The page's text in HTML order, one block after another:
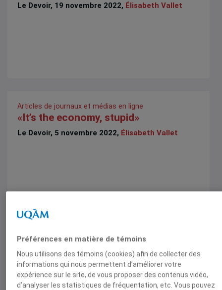
Le Devoir, 19 novembre 2022, Élisabeth Vallet
Articles de journaux et médias en ligne
«It’s the economy, stupid»
Le Devoir, 5 novembre 2022, Élisabeth Vallet
est chercheure à l'Observatoire sur les États-Unis
Comme un ouragan
Chronique publiée dans Le Devoir, 8 octobre 2022,
Élisabeth Vallet
Préférences en matière de témoins
Nous utilisons des témoins (cookies) afin de collecter des
informations qui nous permettent d’améliorer votre
expérience sur le site, de vous proposer des contenus vidéo,
d’analyser les statistiques de fréquentation, etc. Vous pouvez